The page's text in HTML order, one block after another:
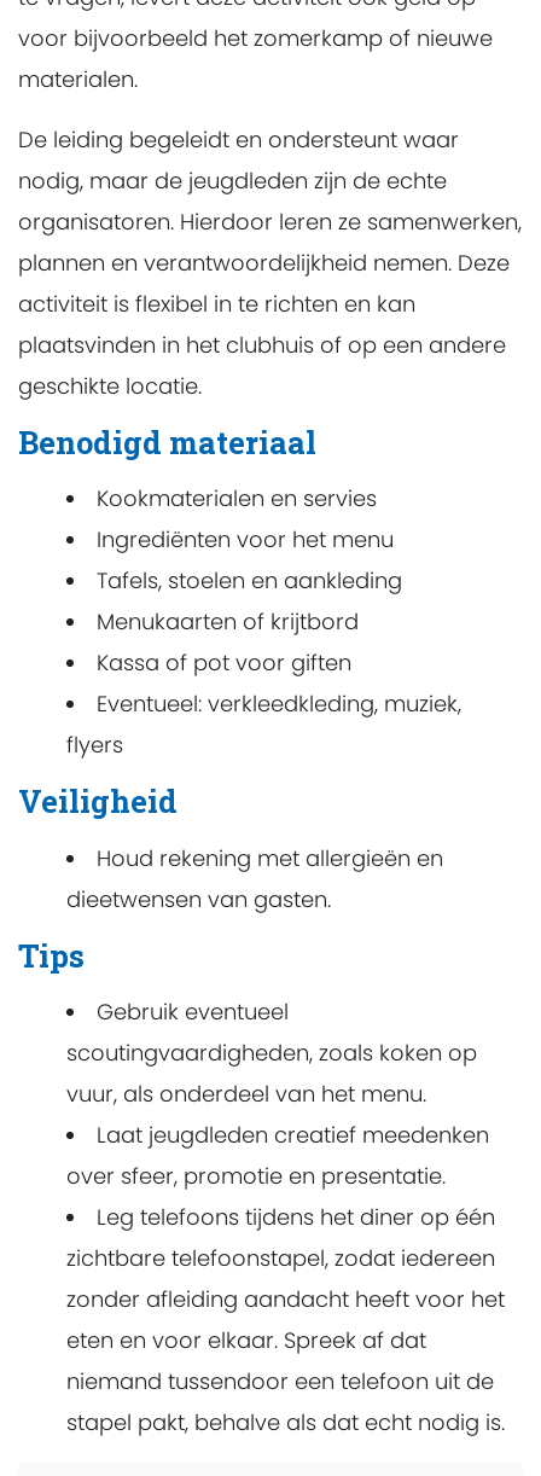
voor bijvoorbeeld het zomerkamp of nieuwe
materialen.
De leiding begeleidt en ondersteunt waar
nodig, maar de jeugdleden zijn de echte
organisatoren. Hierdoor leren ze samenwerken,
plannen en verantwoordelijkheid nemen. Deze
activiteit is flexibel in te richten en kan
plaatsvinden in het clubhuis of op een andere
geschikte locatie.
Benodigd materiaal
Kookmaterialen en servies
Ingrediënten voor het menu
Tafels, stoelen en aankleding
Menukaarten of krijtbord
Kassa of pot voor giften
Eventueel: verkleedkleding, muziek,
flyers
Veiligheid
Houd rekening met allergieën en
dieetwensen van gasten.
Tips
Gebruik eventueel
scoutingvaardigheden, zoals koken op
vuur, als onderdeel van het menu.
Laat jeugdleden creatief meedenken
over sfeer, promotie en presentatie.
Leg telefoons tijdens het diner op één
zichtbare telefoonstapel, zodat iedereen
zonder afleiding aandacht heeft voor het
eten en voor elkaar. Spreek af dat
niemand tussendoor een telefoon uit de
stapel pakt, behalve als dat echt nodig is.